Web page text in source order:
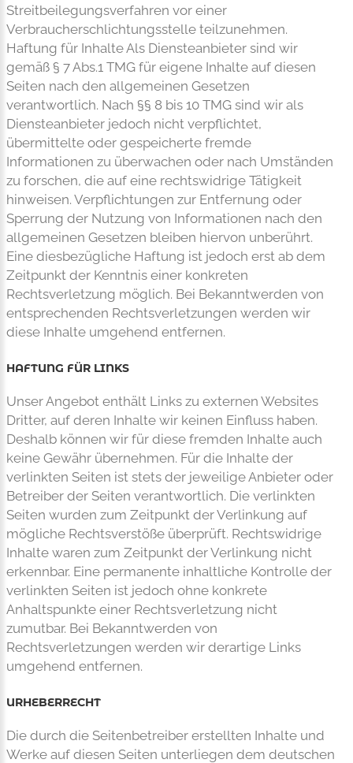
Streitbeilegungsverfahren vor einer
Verbraucherschlichtungsstelle teilzunehmen.
Haftung für Inhalte Als Diensteanbieter sind wir
gemäß § 7 Abs.1 TMG für eigene Inhalte auf diesen
Seiten nach den allgemeinen Gesetzen
verantwortlich. Nach §§ 8 bis 10 TMG sind wir als
Diensteanbieter jedoch nicht verpflichtet,
übermittelte oder gespeicherte fremde
Informationen zu überwachen oder nach Umständen
zu forschen, die auf eine rechtswidrige Tätigkeit
hinweisen. Verpflichtungen zur Entfernung oder
Sperrung der Nutzung von Informationen nach den
allgemeinen Gesetzen bleiben hiervon unberührt.
Eine diesbezügliche Haftung ist jedoch erst ab dem
Zeitpunkt der Kenntnis einer konkreten
Rechtsverletzung möglich. Bei Bekanntwerden von
entsprechenden Rechtsverletzungen werden wir
diese Inhalte umgehend entfernen.
HAFTUNG FÜR LINKS
Unser Angebot enthält Links zu externen Websites
Dritter, auf deren Inhalte wir keinen Einfluss haben.
Deshalb können wir für diese fremden Inhalte auch
keine Gewähr übernehmen. Für die Inhalte der
verlinkten Seiten ist stets der jeweilige Anbieter oder
Betreiber der Seiten verantwortlich. Die verlinkten
Seiten wurden zum Zeitpunkt der Verlinkung auf
mögliche Rechtsverstöße überprüft. Rechtswidrige
Inhalte waren zum Zeitpunkt der Verlinkung nicht
erkennbar. Eine permanente inhaltliche Kontrolle der
verlinkten Seiten ist jedoch ohne konkrete
Anhaltspunkte einer Rechtsverletzung nicht
zumutbar. Bei Bekanntwerden von
Rechtsverletzungen werden wir derartige Links
umgehend entfernen.
URHEBERRECHT
Die durch die Seitenbetreiber erstellten Inhalte und
Werke auf diesen Seiten unterliegen dem deutschen